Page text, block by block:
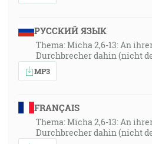
РУССКИЙ ЯЗЫК
Thema: Micha 2,6-13: An
Durchbrecher dahin (nicht
MP3
FRANÇAIS
Thema: Micha 2,6-13: An
Durchbrecher dahin (nicht